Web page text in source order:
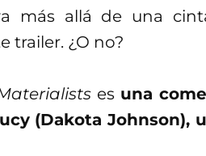
más allá de una
trailer. ¿O no?
es una
(Dakota Johnson),